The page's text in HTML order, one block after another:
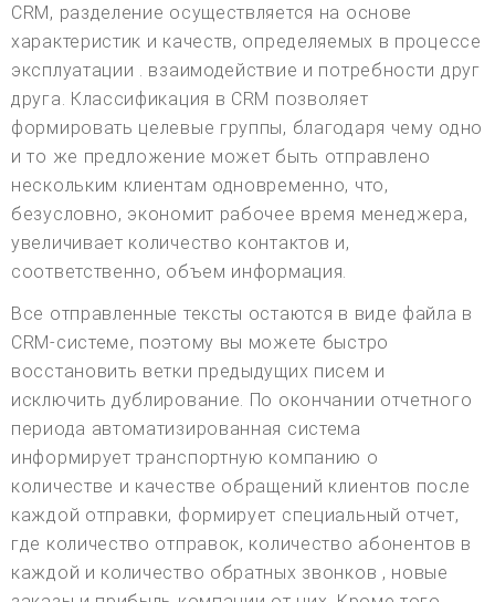
CRM, разделение осуществляется на основе
характеристик и качеств, определяемых в процессе
эксплуатации . взаимодействие и потребности друг
друга. Классификация в CRM позволяет
формировать целевые группы, благодаря чему одно
и то же предложение может быть отправлено
нескольким клиентам одновременно, что,
безусловно, экономит рабочее время менеджера,
увеличивает количество контактов и,
соответственно, объем информация.
Все отправленные тексты остаются в виде файла в
CRM-системе, поэтому вы можете быстро
восстановить ветки предыдущих писем и
исключить дублирование. По окончании отчетного
периода автоматизированная система
информирует транспортную компанию о
количестве и качестве обращений клиентов после
каждой отправки, формирует специальный отчет,
где количество отправок, количество абонентов в
каждой и количество обратных звонков , новые